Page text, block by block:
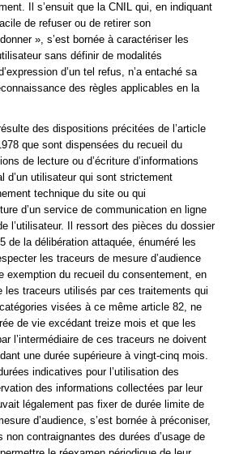
Il s’ensuit que la CNIL qui, en indiquant
de refuser ou de retirer son
», s’est bornée à caractériser les
sans définir de modalités
d’un tel refus, n’a entaché sa
des règles applicables en la
des dispositions précitées de l’article
que sont dispensées du recueil du
de lecture ou d’écriture d’informations
d’un utilisateur qui sont strictement
technique du site ou qui
d’un service de communication en ligne
l’utilisateur. Il ressort des pièces du dossier
de la délibération attaquée, énuméré les
les traceurs de mesure d’audience
exemption du recueil du consentement, en
les traceurs utilisés par ces traitements qui
visées à ce même article 82, ne
de vie excédant treize mois et que les
l’intermédiaire de ces traceurs ne doivent
une durée supérieure à vingt-cinq mois.
indicatives pour l’utilisation des
des informations collectées par leur
légalement pas fixer de durée limite de
d’audience, s’est bornée à préconiser,
contraignantes des durées d’usage de